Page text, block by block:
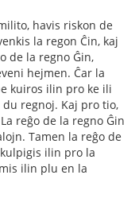
havis riskon de
la regon Ĉin, kaj
de la regno Ĝin,
hejmen. Ĉar la
kuiros ilin pro ke ili
regnoj. Kaj pro tio,
reĝo de la regno Ĝin
Tamen la reĝo de
ilin pro la
ilin plu en la